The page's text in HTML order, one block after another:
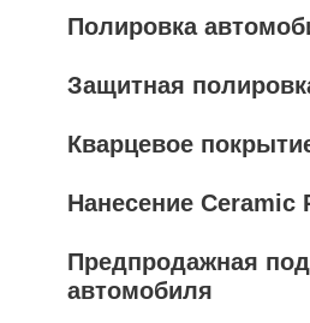
Полировка
Защитная
Кварцевое
Нанесение Ceramic
Предпродажная
автомобиля